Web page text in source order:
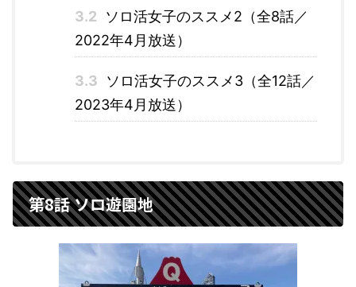
3.2
ソロ活女子のススメ2（全8話／
2022年4月放送）
3.3
ソロ活女子のススメ3（全12話／
2023年4月放送）
第8話 ソロ遊園地